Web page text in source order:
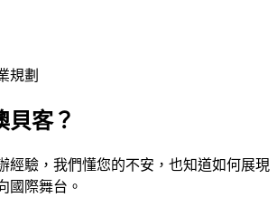
規劃
貝客？
經驗，我們懂您的不安，也知道如何展現
國際舞台。